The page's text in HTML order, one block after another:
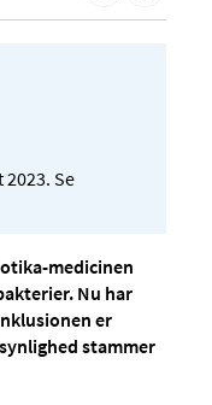
Se
medicinen
Nu har
er
stammer